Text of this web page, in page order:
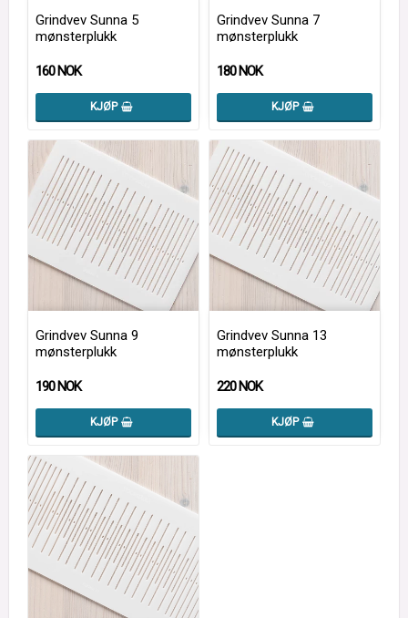
Grindvev Sunna 5
mønsterplukk
160 NOK
KJØP
Grindvev Sunna 7
mønsterplukk
180 NOK
KJØP
Grindvev Sunna 9
mønsterplukk
190 NOK
KJØP
Grindvev Sunna 13
mønsterplukk
220 NOK
KJØP